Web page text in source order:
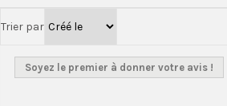
Trier par
Soyez le premier à donner votre avis !